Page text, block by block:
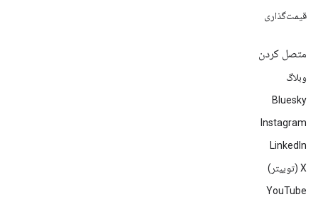
قیمت‌گذاری
متصل کردن
وبلاگ
Bluesky
Instagram
LinkedIn
‫X (توییتر)
YouTube